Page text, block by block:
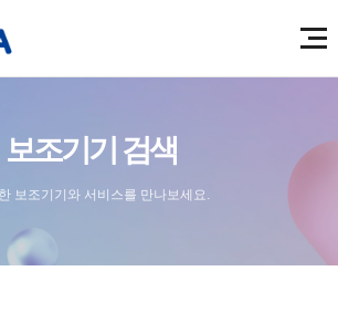
보조기기 검색
보조기기와 서비스를 만나보세요.